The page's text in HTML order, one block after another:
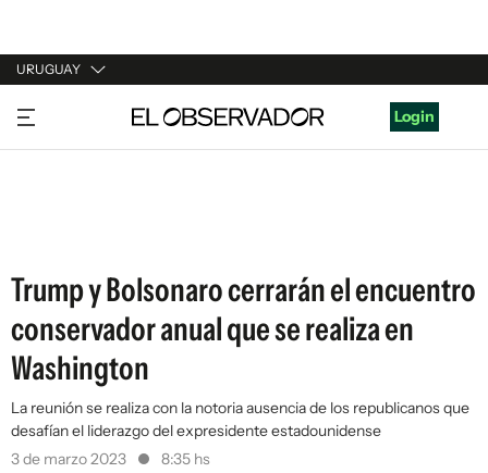
URUGUAY
URUGUAY
ARGENTINA
Login
Trump y Bolsonaro cerrarán el encuentro
conservador anual que se realiza en
Washington
La reunión se realiza con la notoria ausencia de los republicanos que
desafían el liderazgo del expresidente estadounidense
3 de marzo 2023
8:35 hs